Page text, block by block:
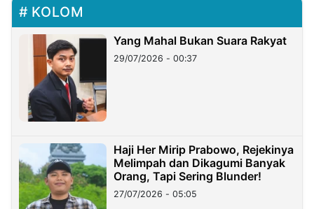
KOLOM
Yang Mahal Bukan Suara Rakyat
29/07/2026 - 00:37
Haji Her Mirip Prabowo, Rejekinya
Melimpah dan Dikagumi Banyak
Orang, Tapi Sering Blunder!
27/07/2026 - 05:05